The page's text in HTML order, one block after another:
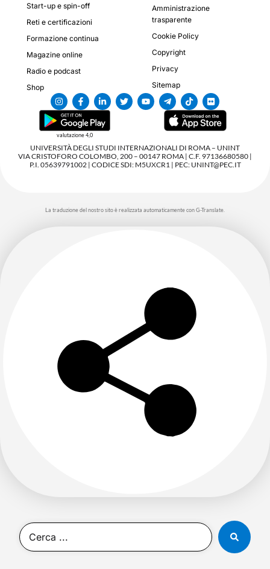
Start-up e spin-off
Reti e certificazioni
Formazione continua
Magazine online
Radio e podcast
Shop
Amministrazione
trasparente
Cookie Policy
Copyright
Privacy
Sitemap
valutazione 4,0
UNIVERSITÀ DEGLI STUDI INTERNAZIONALI DI ROMA – UNINT
VIA CRISTOFORO COLOMBO, 200 – 00147 ROMA | C.F. 97136680580 |
P.I. 05639791002 | CODICE SDI: M5UXCR1 | PEC: UNINT@PEC.IT
La traduzione del nostro sito è realizzata automaticamente con G-Translate.